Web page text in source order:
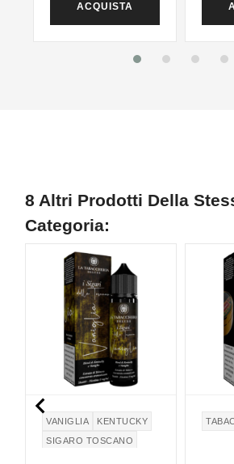
ACQUISTA
8 Altri Prodotti Della
Categoria:
VANIGLIA
KENTUCKY
SIGARO TOSCANO
